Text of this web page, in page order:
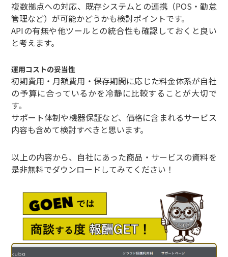
複数拠点への対応、既存システムとの連携（POS・勤怠
管理など）が可能かどうかも検討ポイントです。
APIの有無や他ツールとの統合性も確認しておくと良い
と考えます。
運用コストの妥当性
初期費用・月額費用・保存期間に応じた料金体系が自社
の予算に合っているかを冷静に比較することが大切で
す。
サポート体制や機器保証など、価格に含まれるサービス
内容も含めて検討すべきと思います。
以上の内容から、自社にあった商品・サービスの資料を
是非無料でダウンロードしてみてください！